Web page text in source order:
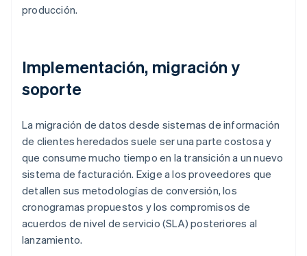
producción.
Implementación, migración y
soporte
La migración de datos desde sistemas de información
de clientes heredados suele ser una parte costosa y
que consume mucho tiempo en la transición a un nuevo
sistema de facturación. Exige a los proveedores que
detallen sus metodologías de conversión, los
cronogramas propuestos y los compromisos de
acuerdos de nivel de servicio (SLA) posteriores al
lanzamiento.